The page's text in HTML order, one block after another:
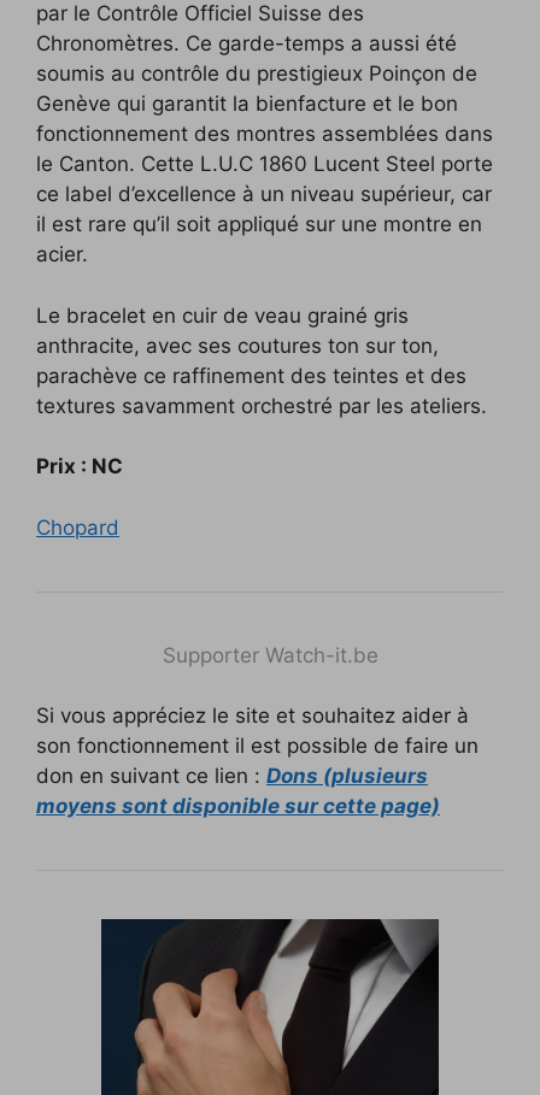
par le Contrôle Officiel Suisse des
Chronomètres. Ce garde-temps a aussi été
soumis au contrôle du prestigieux Poinçon de
Genève qui garantit la bienfacture et le bon
fonctionnement des montres assemblées dans
le Canton. Cette L.U.C 1860 Lucent Steel porte
ce label d’excellence à un niveau supérieur, car
il est rare qu’il soit appliqué sur une montre en
acier.
Le bracelet en cuir de veau grainé gris
anthracite, avec ses coutures ton sur ton,
parachève ce raffinement des teintes et des
textures savamment orchestré par les ateliers.
Prix : NC
Chopard
Supporter Watch-it.be
Si vous appréciez le site et souhaitez aider à
son fonctionnement il est possible de faire un
don en suivant ce lien : Dons (plusieurs
moyens sont disponible sur cette page)